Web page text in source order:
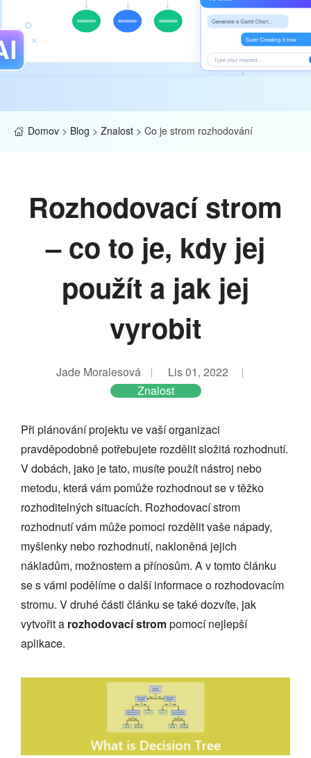
Domov > Blog > Znalost > Co je strom rozhodování
Rozhodovací strom
– co to je, kdy jej
použít a jak jej
vyrobit
Jade Moralesová
Lis 01, 2022
Znalost
Při plánování projektu ve vaší organizaci
pravděpodobně potřebujete rozdělit složitá rozhodnutí.
V dobách, jako je tato, musíte použít nástroj nebo
metodu, která vám pomůže rozhodnout se v těžko
rozhoditelných situacích. Rozhodovací strom
rozhodnutí vám může pomoci rozdělit vaše nápady,
myšlenky nebo rozhodnutí, nakloněná jejich
nákladům, možnostem a přínosům. A v tomto článku
se s vámi podělíme o další informace o rozhodovacím
stromu. V druhé části článku se také dozvíte, jak
vytvořit a rozhodovací strompomocí nejlepší
aplikace.